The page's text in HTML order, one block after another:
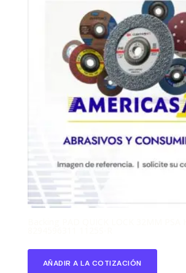
AÑADIR A LA COTIZACIÓN